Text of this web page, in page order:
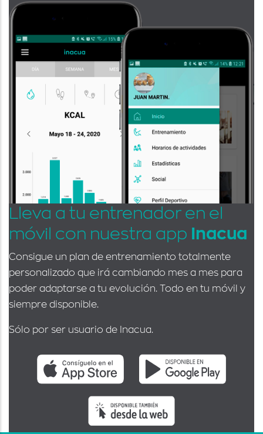
Lleva a tu entrenador en el
móvil con nuestra app
Inacua
Consigue un plan de entrenamiento totalmente
personalizado que irá cambiando mes a mes para
poder adaptarse a tu evolución. Todo en tu móvil y
siempre disponible.
Sólo por ser usuario de Inacua.